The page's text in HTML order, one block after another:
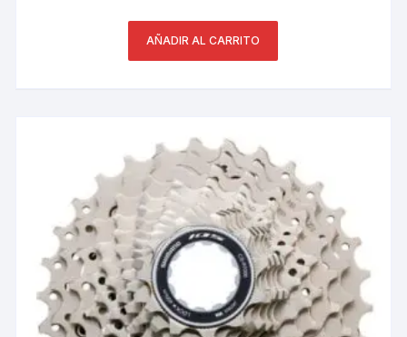
AÑADIR AL CARRITO